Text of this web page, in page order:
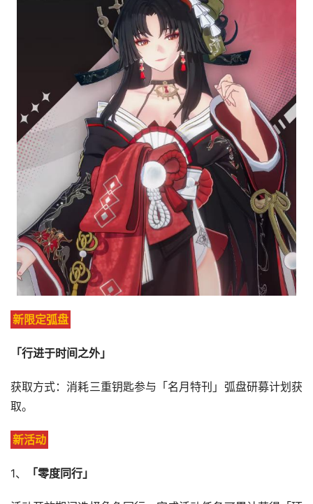
新限定弧盘
「行进于时间之外」
获取方式：消耗三重钥匙参与「名月特刊」弧盘研募计划获
取。
新活动
1、 「零度同行」